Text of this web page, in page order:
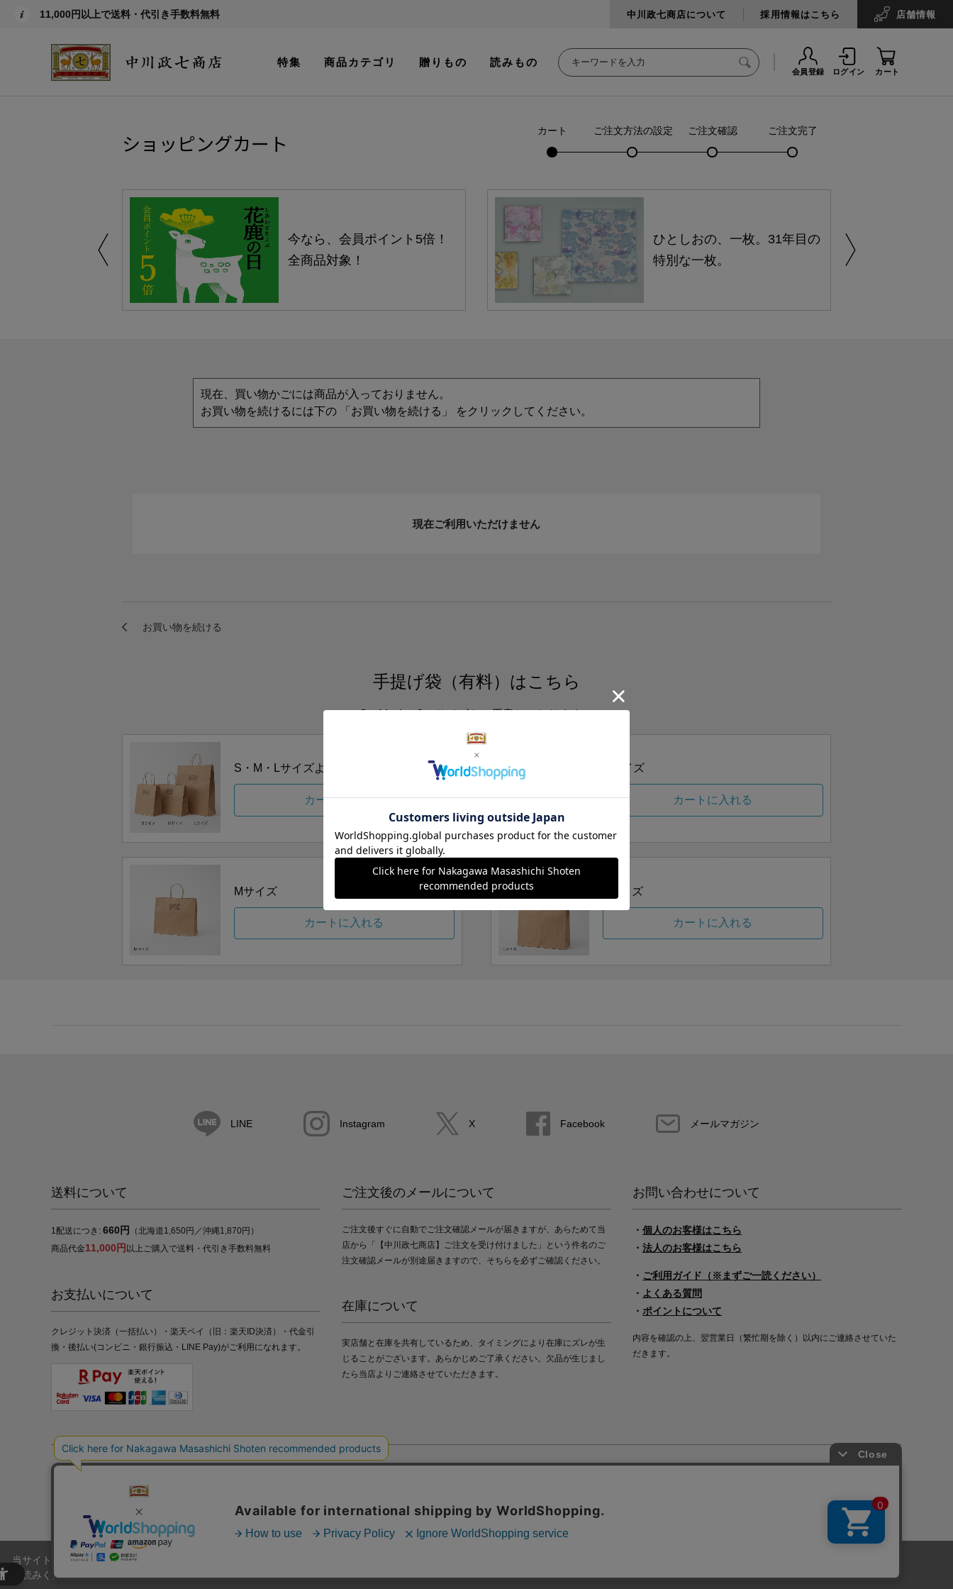
11,000円以上で送料・代引き手数料無料 中川政七商店について 採用情報はこちら 店舗情報
特集 商品カテゴリ 贈りもの 読みもの
会員登録 ログイン カート
ショッピングカート カート ご注文方法の設定 ご注文確認 ご注文完了
今なら、会員ポイント5倍！
全商品対象！
ひとしおの、一枚。31年目の
特別な一枚。
現在、買い物かごには商品が入っておりません。
お買い物を続けるには下の 「お買い物を続ける」 をクリックしてください。
現在ご利用いただけません
手提げ袋（有料）はこちら
S・M・Lの3つサイズをご用意しております。
S・M・Lサイズより当店にお任せ
カートに入れる
Sサイズ
カートに入れる
Mサイズ
カートに入れる
Lサイズ
カートに入れる
LINE Instagram X Facebook メールマガジン
送料について
1配送につき: 660円
（北海道1,650円／沖縄1,870円）
商品代金11,000円 以上ご購入で送料・代引き手数料無料
お支払いについて
クレジット決済（一括払い）・楽天ペイ（旧：楽天ID決済）・代金引
換・後払い(コンビニ・銀行振込・LINE Pay)がご利用になれます。
ご注文後のメールについて
ご注文後すぐに自動でご注文確認メールが届きますが、あらためて当
店から「【中川政七商店】ご注文を受け付けました」という件名のご
注文確認メールが別途届きますので、そちらを必ずご確認ください。
在庫について
実店舗と在庫を共有しているため、タイミングにより在庫にズレが生
じることがございます。あらかじめご了承ください。欠品が生じまし
たら当店よりご連絡させていただきます。
お問い合わせについて
・ 個人のお客様はこちら
・ 法人のお客様はこちら
・ ご利用ガイド（※まずご一読ください）
・ よくある質問
・ ポイントについて
内容を確認の上、翌営業日（繁忙期を除く）以内にご連絡させていた
だきます。
プライバシーポリシー
当サイトでは、当サイト内における閲覧履歴・属性情報などの取得および利便性向上のためにクッキー（Cookie）を使用いたします。詳細に関しては「
お読みください。